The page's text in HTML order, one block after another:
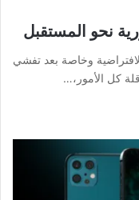
نحو المستقبل
وخاصة بعد تفشي
كل الأمور،…